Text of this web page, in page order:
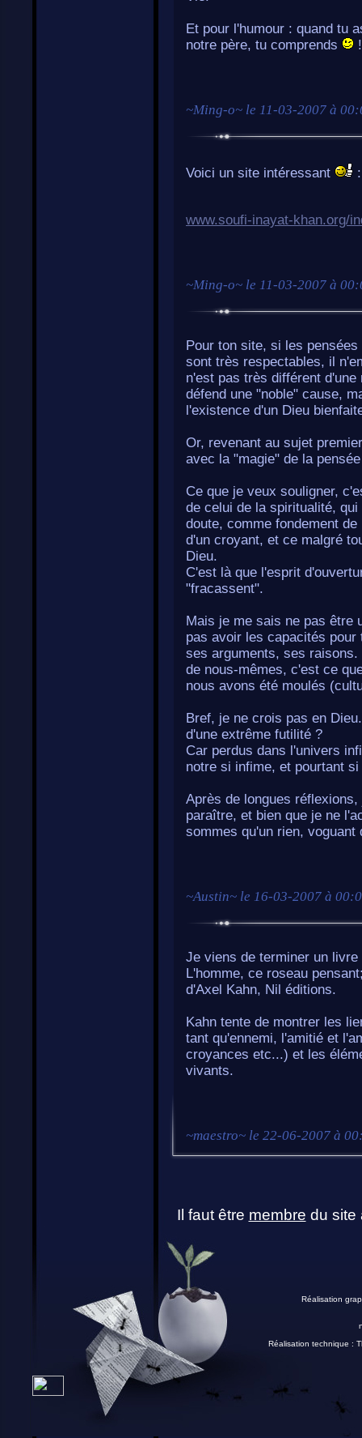
Et pour l'humour : quand tu
notre père, tu comprends
!
~Ming-o~ le 11-03-2007 à
Voici un site intéressant :
www.soufi-inayat-khan.org/
~Ming-o~ le 11-03-2007 à
Pour ton site, si les
sont très respectables, il
n'est pas très différent
défend une "noble" cause,
l'existence d'un Dieu
Or, revenant au sujet
avec la "magie" de la
Ce que je veux souligner,
de celui de la spiritualité,
doute, comme fondement
d'un croyant, et ce malgré
Dieu.
C'est là que l'esprit
"fracassent".
Mais je me sais ne pas être
pas avoir les capacités
ses arguments, ses
de nous-mêmes, c'est ce
nous avons été moulés
Bref, je ne crois pas en
d'une extrême futilité ?
Car perdus dans l'univers
notre si infime, et pourtant
Après de longues
paraître, et bien que je ne
sommes qu'un rien, voguant
~Austin~ le 16-03-2007 à
Je viens de terminer un
L'homme, ce roseau
d'Axel Kahn, Nil éditions.
Kahn tente de montrer les
tant qu'ennemi, l'amitié et
croyances etc...) et les
vivants.
~maestro~ le 22-06-2007 à
Il faut être membre du site
Réalisation
Réalisation technique :